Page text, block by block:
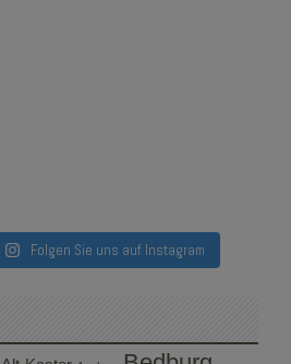
Folgen Sie uns auf Instagram